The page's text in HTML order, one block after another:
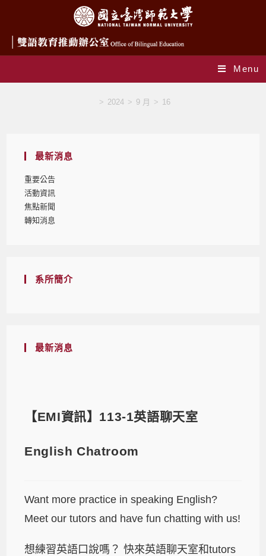
Menu
> 2024 > 9 月 > 16
最新消息
重要公告
活動資訊
焦點新聞
轉知消息
系所簡介
最新消息
【EMI資訊】113-1英語聊天室
English Chatroom
Want more practice in speaking English?
Meet our tutors and have fun chatting with us!
想練習英語口說嗎？ 快來英語聊天室和tutors